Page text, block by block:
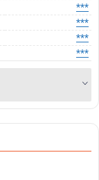
***
***
***
***